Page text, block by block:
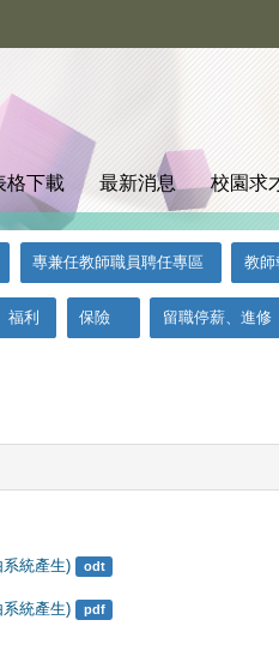
格下載 最新消息 校園求
專兼任教師職員聘任專區 教師
福利 保險 留職停薪、進修
統產生) odt
統產生) pdf